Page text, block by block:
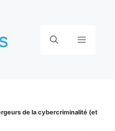
Menu
de la cybercriminalité (et